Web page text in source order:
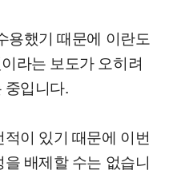
용했기 때문에 이란도
라는 보도가 오히려
중입니다.
이 있기 때문에 이번
배제할 수는 없습니